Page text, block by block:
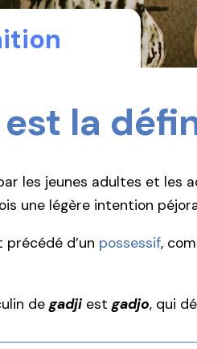
est la
les jeunes adultes et les
une légère intention
d’un possessif,
de gadji est gadjo, qui